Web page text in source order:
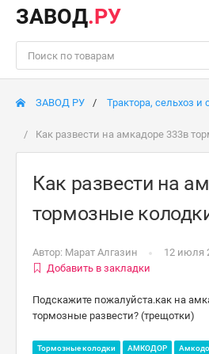
ЗАВОД.РУ
ЗАВОД РУ Трактора, сельхоз и
Как развести на амкадоре 333в
Как развести на
тормозные
Автор: Марат Алгазин
12 июля
Добавить в закладки
Подскажите пожалуйста.как на
тормозные развести? (трещотки)
Тормозные колодки АМКОДОР